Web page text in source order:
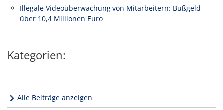
Illegale Videoüberwachung von Mitarbeitern: Bußgeld
über 10,4 Millionen Euro
Kategorien:
Alle Beiträge anzeigen